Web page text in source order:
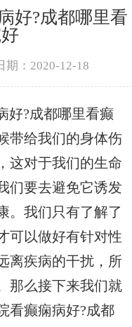
好?成都哪里看
期：2020-12-18
好?成都哪里看癫
带给我们的身体伤
这对于我们的生命
们要去避免它诱发
。我们只有了解了
可以做好有针对性
离疾病的干扰，所
那么接下来我们就
看癫痫病好?成都